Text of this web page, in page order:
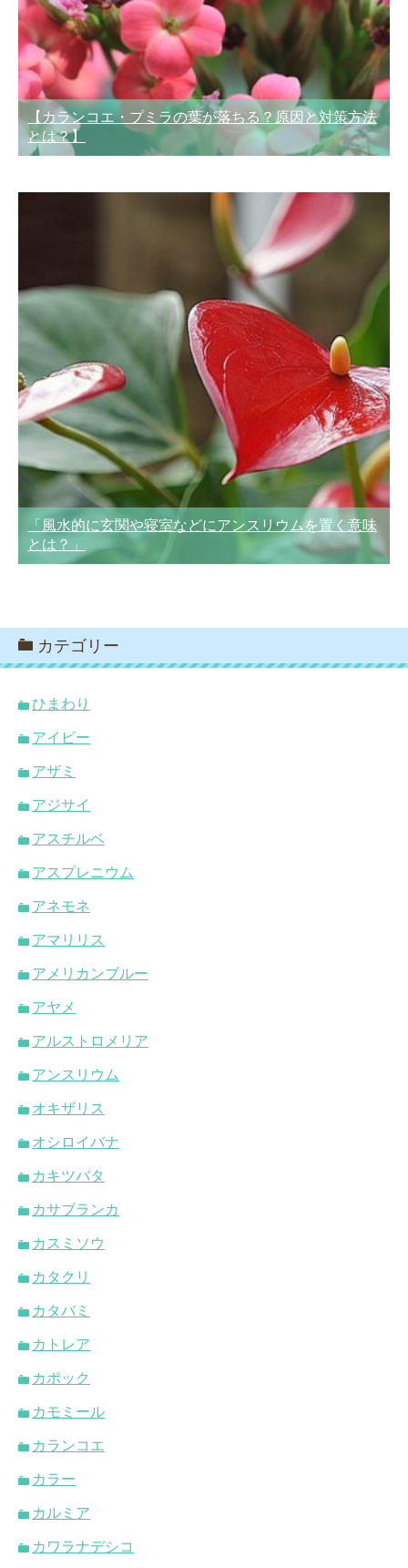
【カランコエ・プミラの葉が落ちる？原因と対策方法
とは？】
「風水的に玄関や寝室などにアンスリウムを置く意味
とは？」
カテゴリー
ひまわり
アイビー
アザミ
アジサイ
アスチルベ
アスプレニウム
アネモネ
アマリリス
アメリカンブルー
アヤメ
アルストロメリア
アンスリウム
オキザリス
オシロイバナ
カキツバタ
カサブランカ
カスミソウ
カタクリ
カタバミ
カトレア
カポック
カモミール
カランコエ
カラー
カルミア
カワラナデシコ